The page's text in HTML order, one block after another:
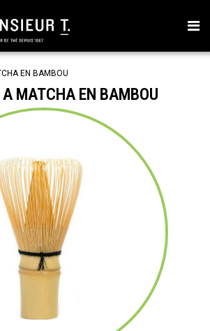
EN BAMBOU
A MATCHA EN BAMBOU